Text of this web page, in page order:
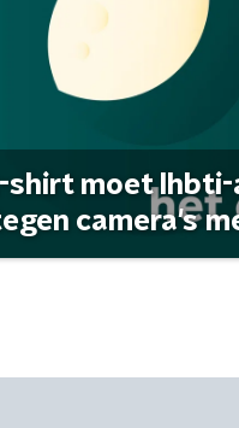
shirt moet
camera's